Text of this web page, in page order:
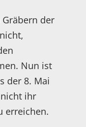
der
Nun ist
der 8. Mai
ihr
erreichen.